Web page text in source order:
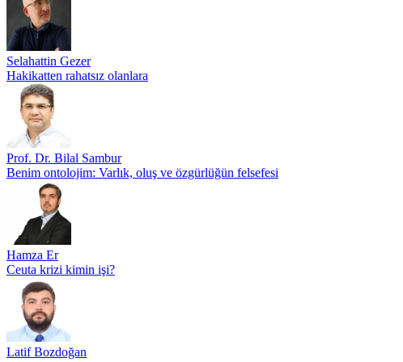
Selahattin Gezer
Hakikatten rahatsız olanlara
Prof. Dr. Bilal Sambur
Benim ontolojim: Varlık, oluş ve özgürlüğün felsefesi
Hamza Er
Ceuta krizi kimin işi?
Latif Bozdoğan